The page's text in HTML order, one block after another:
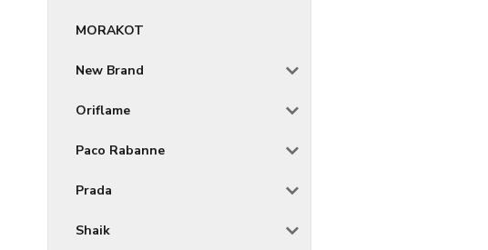
MORAKOT
New Brand
Oriflame
Paco Rabanne
Prada
Shaik